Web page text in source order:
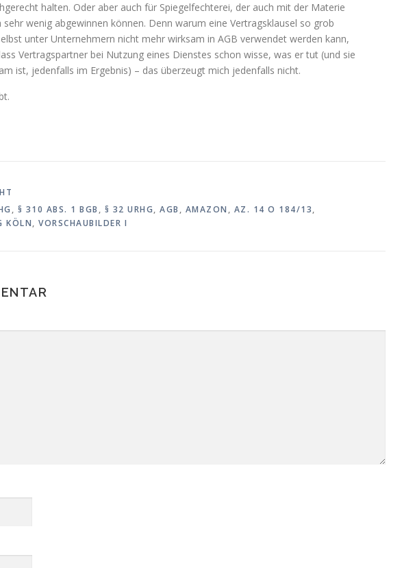
halten. Oder aber auch für Spiegelfechterei, der auch mit der Materie
wenig abgewinnen können. Denn warum eine Vertragsklausel so grob
unter Unternehmern nicht mehr wirksam in AGB verwendet werden kann,
Vertragspartner bei Nutzung eines Dienstes schon wisse, was er tut (und sie
ist, jedenfalls im Ergebnis) – das überzeugt mich jedenfalls nicht.
, § 310 ABS. 1 BGB , § 32 URHG, AGB , AMAZON , AZ. 14 O 184/13,
KÖLN, VORSCHAUBILDER I